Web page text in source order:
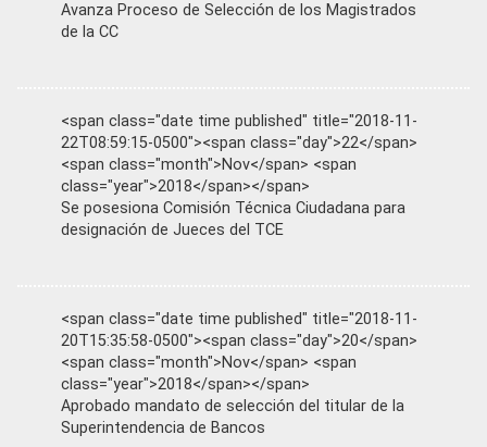
Avanza Proceso de Selección de los Magistrados
de la CC
<span class="date time published" title="2018-11-
22T08:59:15-0500"><span class="day">22</span>
<span class="month">Nov</span> <span
class="year">2018</span></span>
Se posesiona Comisión Técnica Ciudadana para
designación de Jueces del TCE
<span class="date time published" title="2018-11-
20T15:35:58-0500"><span class="day">20</span>
<span class="month">Nov</span> <span
class="year">2018</span></span>
Aprobado mandato de selección del titular de la
Superintendencia de Bancos